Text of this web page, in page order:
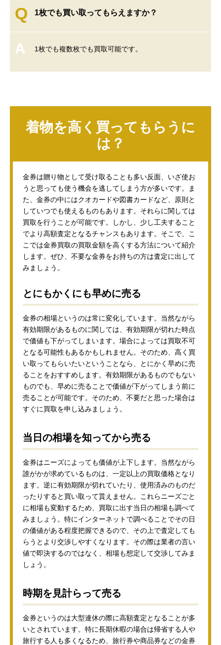
Q 1枚でも買い取ってもらえますか？
A 1枚でも複数枚でも買取可能です。
着物を高く買ってもらうに
は？
金券は贈り物として受け取ることも多い反面、いざ使お
うと思っても使う機会を逃してしまう方が多いです。ま
た、金券の中にはクオカードや図書カードなど、原則と
していつでも使えるものもあります。それらに関しては
買取を行うことが可能です。しかし、少し工夫すること
でより高額査定となるチャンスもあります。そこで、こ
こでは金券買取の買取金額を高くする方法について紹介
します。ぜひ、不要な金券をお持ちの方は査定に出して
みましょう。
とにもかくにも早めに売る
金券の相場というのは常に変化しています。当然ながら
有効期限があるものに関しては、有効期限が切れた時点
で価値も下がってしまいます。場合によっては買取不可
となる可能性もあるかもしれません。そのため、高く買
い取ってもらいたいということなら、とにかく早めに売
ることをおすすめします。有効期限があるものでもない
ものでも、早めに売ることで価値が下がってしまう前に
売ることが可能です。そのため、不要だと思った場合は
すぐに買取を申し込みましょう。
当日の相場を知ってから売る
金券はニーズによっても価値が上下します。当然ながら
誰がかが求めているものは、一定以上の買取価格となり
ます。逆に有効期限が切れていたり、使用済みのものだ
ったりすると買い取って貰えません。これらニーズごと
に相場も変動するため、買取に出す当日の相場も調べて
みましょう。特にインターネットで調べることでその日
の価値がある程度把握できるので、その上で査定しても
らうとより交渉しやすくなります。その際は業者の言い
値で即決するのではなく、相場も想定して交渉してみま
しょう。
時期を見計らって売る
金券というのは大型連休の際に高額査定となることが多
いとされています。特に長期休暇の場合は帰省する人や
旅行する人も多くなるため、旅行券や商品券などの金券